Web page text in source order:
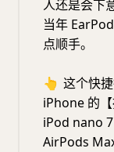
人还是会下
当年
点顺手。
👆 这个快
iPhone 的
iPod nano
AirPods